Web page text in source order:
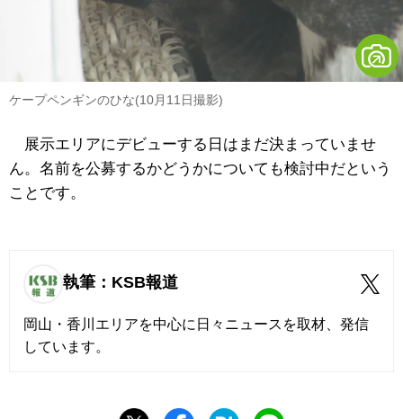
ケープペンギンのひな(10月11日撮影)
展示エリアにデビューする日はまだ決まっていませ
ん。名前を公募するかどうかについても検討中だという
ことです。
執筆：KSB報道
岡山・香川エリアを中心に日々ニュースを取材、発信
しています。